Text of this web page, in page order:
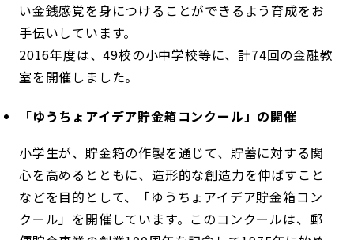
い金銭感覚を身につけることができるよう育成をお
手伝いしています。
2016年度は、49校の小中学校等に、計74回の金融教
室を開催しました。
「ゆうちょアイデア貯金箱コンクール」の開催
小学生が、貯金箱の作製を通じて、貯蓄に対する関
心を高めるとともに、造形的な創造力を伸ばすこと
などを目的として、「ゆうちょアイデア貯金箱コン
クール」を開催しています。このコンクールは、郵